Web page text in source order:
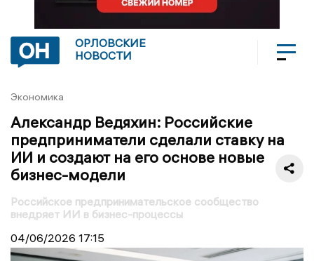
ОРЛОВСКИЕ
НОВОСТИ
Экономика
Александр Ведяхин: Российские
предприниматели сделали ставку на
ИИ и создают на его основе новые
бизнес-модели
Российское предпринимательское сообщество
внедряет ИИ в бизнес-процессы
04/06/2026 17:15